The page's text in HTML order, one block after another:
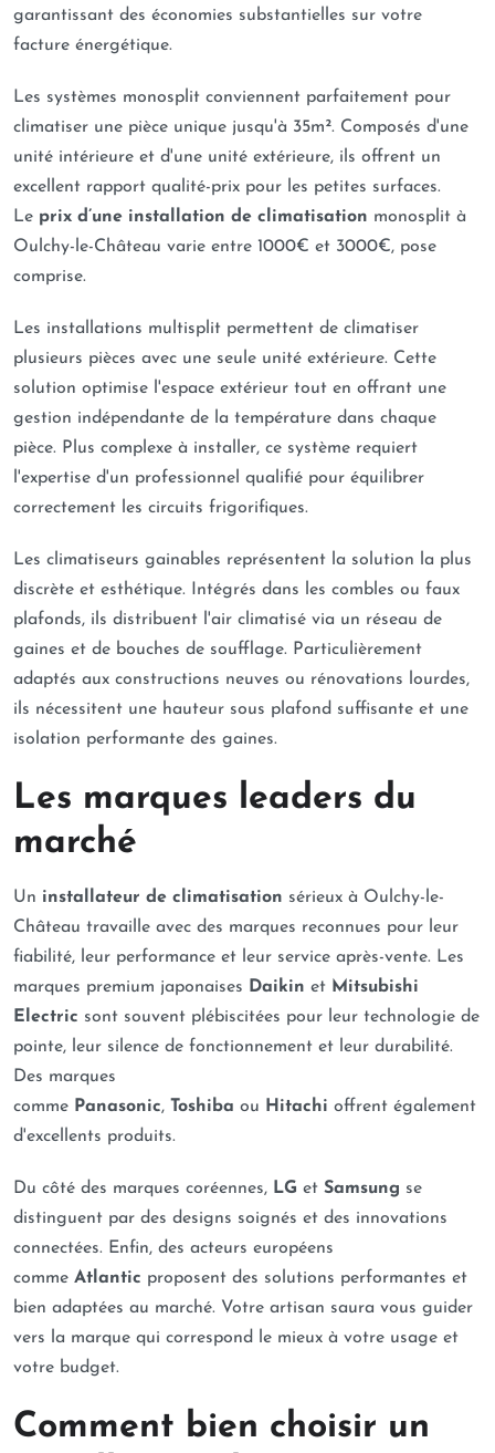
garantissant des économies substantielles sur votre
facture énergétique.
Les systèmes monosplit conviennent parfaitement pour
climatiser une pièce unique jusqu'à 35m². Composés d'une
unité intérieure et d'une unité extérieure, ils offrent un
excellent rapport qualité-prix pour les petites surfaces.
Le prix d’une installation de climatisation monosplit à
Oulchy-le-Château varie entre 1000€ et 3000€, pose
comprise.
Les installations multisplit permettent de climatiser
plusieurs pièces avec une seule unité extérieure. Cette
solution optimise l'espace extérieur tout en offrant une
gestion indépendante de la température dans chaque
pièce. Plus complexe à installer, ce système requiert
l'expertise d'un professionnel qualifié pour équilibrer
correctement les circuits frigorifiques.
Les climatiseurs gainables représentent la solution la plus
discrète et esthétique. Intégrés dans les combles ou faux
plafonds, ils distribuent l'air climatisé via un réseau de
gaines et de bouches de soufflage. Particulièrement
adaptés aux constructions neuves ou rénovations lourdes,
ils nécessitent une hauteur sous plafond suffisante et une
isolation performante des gaines.
Les marques leaders du
marché
Un installateur de climatisation sérieux à Oulchy-le-
Château travaille avec des marques reconnues pour leur
fiabilité, leur performance et leur service après-vente. Les
marques premium japonaises Daikin et Mitsubishi
Electric sont souvent plébiscitées pour leur technologie de
pointe, leur silence de fonctionnement et leur durabilité.
Des marques
comme Panasonic, Toshiba ou Hitachi offrent également
d'excellents produits.
Du côté des marques coréennes, LG et Samsung se
distinguent par des designs soignés et des innovations
connectées. Enfin, des acteurs européens
comme Atlantic proposent des solutions performantes et
bien adaptées au marché. Votre artisan saura vous guider
vers la marque qui correspond le mieux à votre usage et
votre budget.
Comment bien choisir un